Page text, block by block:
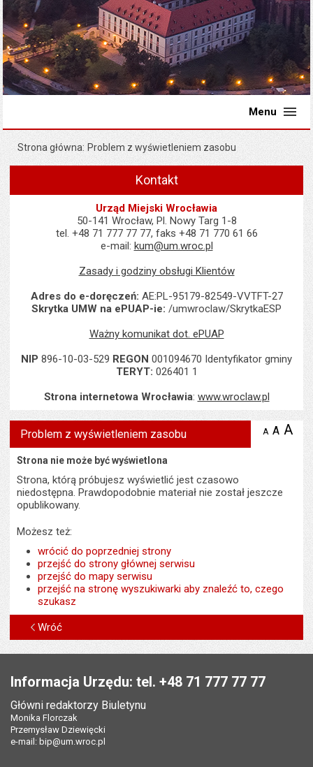
Menu
Strona główna Problem z wyświetleniem zasobu
Kontakt
Urząd Miejski Wrocławia
50-141 Wrocław, Pl. Nowy Targ 1-8
tel. +48 71 777 77 77, faks +48 71 770 61 66
e-mail: kum@um.wroc.pl
Zasady i godziny obsługi Klientów
Adres do e-doręczeń: AE:PL-95179-82549-VVTFT-27
Skrytka UMW na ePUAP-ie: /umwroclaw/SkrytkaESP
Ważny komunikat dot. ePUAP
NIP 896-10-03-529 REGON 001094670 Identyfikator gminy
TERYT: 026401 1
Strona internetowa Wrocławia: www.wroclaw.pl
Problem z wyświetleniem zasobu A zmniejsz
A A
Strona nie może być wyświetlona
Strona, którą próbujesz wyświetlić jest czasowo
niedostępna. Prawdopodobnie materiał nie został jeszcze
opublikowany.
Możesz też:
wrócić do poprzedniej strony
przejść do strony głównej serwisu
przejść do mapy serwisu
przejść na stronę wyszukiwarki aby znaleźć to, czego
szukasz
Wróć
Informacja Urzędu: tel. +48 71 777 77 77
Główni redaktorzy Biuletynu
Monika Florczak
Przemysław Dziewięcki
e-mail: bip@um.wroc.pl